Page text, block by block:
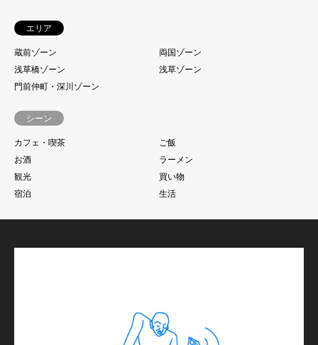
エリア
蔵前ゾーン
両国ゾーン
浅草橋ゾーン
浅草ゾーン
門前仲町・深川ゾーン
シーン
カフェ・喫茶
ご飯
お酒
ラーメン
観光
買い物
宿泊
生活